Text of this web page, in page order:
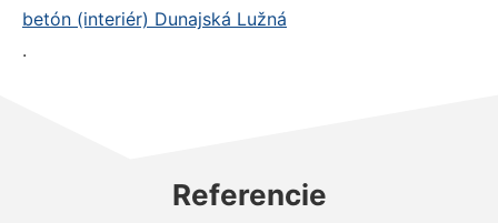
betón (interiér) Dunajská Lužná
.
Referencie